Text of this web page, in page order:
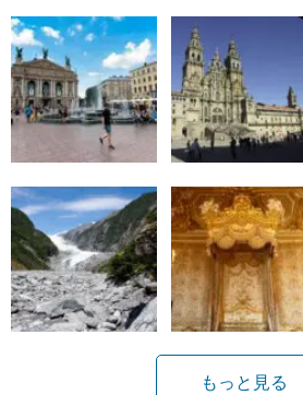
もっと見る